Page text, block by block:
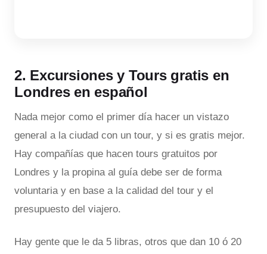
2. Excursiones y Tours gratis en
Londres en español
Nada mejor como el primer día hacer un vistazo
general a la ciudad con un tour, y si es gratis mejor.
Hay compañías que hacen tours gratuitos por
Londres y la propina al guía debe ser de forma
voluntaria y en base a la calidad del tour y el
presupuesto del viajero.
Hay gente que le da 5 libras, otros que dan 10 ó 20